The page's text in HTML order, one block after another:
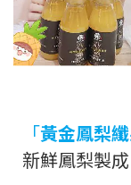
「 黃金鳳梨
新鮮鳳梨製